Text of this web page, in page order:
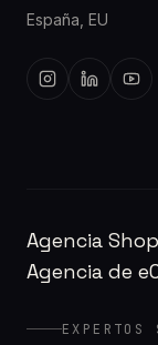
España EU
Agencia
Agencia de
EXPERTOS